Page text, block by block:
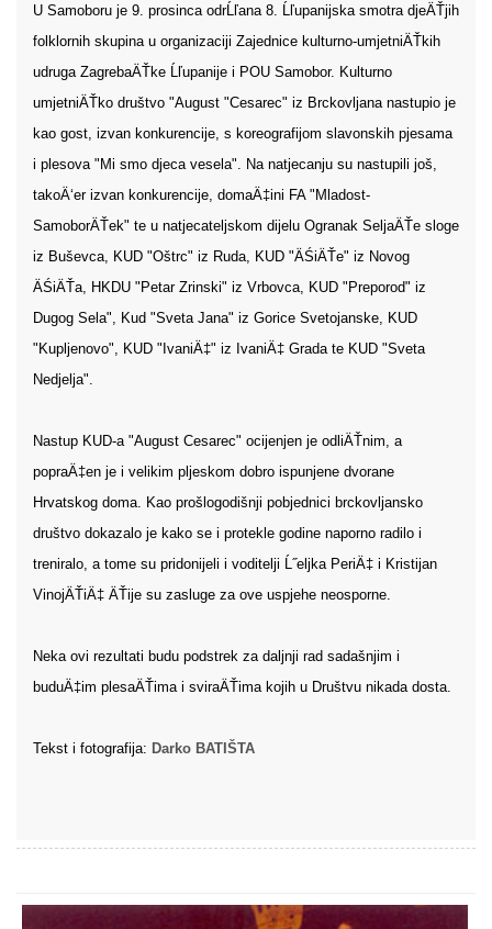
U Samoboru je 9. prosinca odrĹľana 8. Ĺľupanijska smotra djeÄŤjih
folklornih skupina u organizaciji Zajednice kulturno-umjetniÄŤkih
udruga ZagrebaÄŤke Ĺľupanije i POU Samobor. Kulturno
umjetniÄŤko društvo "August "Cesarec" iz Brckovljana nastupio je
kao gost, izvan konkurencije, s koreografijom slavonskih pjesama
i plesova "Mi smo djeca vesela". Na natjecanju su nastupili još,
takoÄ‘er izvan konkurencije, domaÄ‡ini FA "Mladost-
SamoborÄŤek" te u natjecateljskom dijelu Ogranak SeljaÄŤe sloge
iz Buševca, KUD "Oštrc" iz Ruda, KUD "ÄŚiÄŤe" iz Novog
ÄŚiÄŤa, HKDU "Petar Zrinski" iz Vrbovca, KUD "Preporod" iz
Dugog Sela", Kud "Sveta Jana" iz Gorice Svetojanske, KUD
"Kupljenovo", KUD "IvaniÄ‡" iz IvaniÄ‡ Grada te KUD "Sveta
Nedjelja".
Nastup KUD-a "August Cesarec" ocijenjen je odliÄŤnim, a
popraÄ‡en je i velikim pljeskom dobro ispunjene dvorane
Hrvatskog doma. Kao prošlogodišnji pobjednici brckovljansko
društvo dokazalo je kako se i protekle godine naporno radilo i
treniralo, a tome su pridonijeli i voditelji Ĺ˝eljka PeriÄ‡ i Kristijan
VinojÄŤiÄ‡ ÄŤije su zasluge za ove uspjehe neosporne.
Neka ovi rezultati budu podstrek za daljnji rad sadašnjim i
buduÄ‡im plesaÄŤima i sviraÄŤima kojih u Društvu nikada dosta.
Tekst i fotografija: Darko BATIŠTA